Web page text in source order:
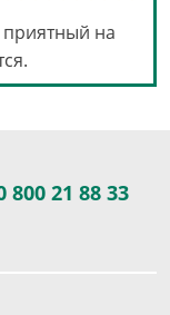
на
800 21 88 33